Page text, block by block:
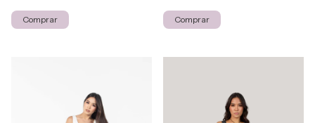
Comprar Comprar